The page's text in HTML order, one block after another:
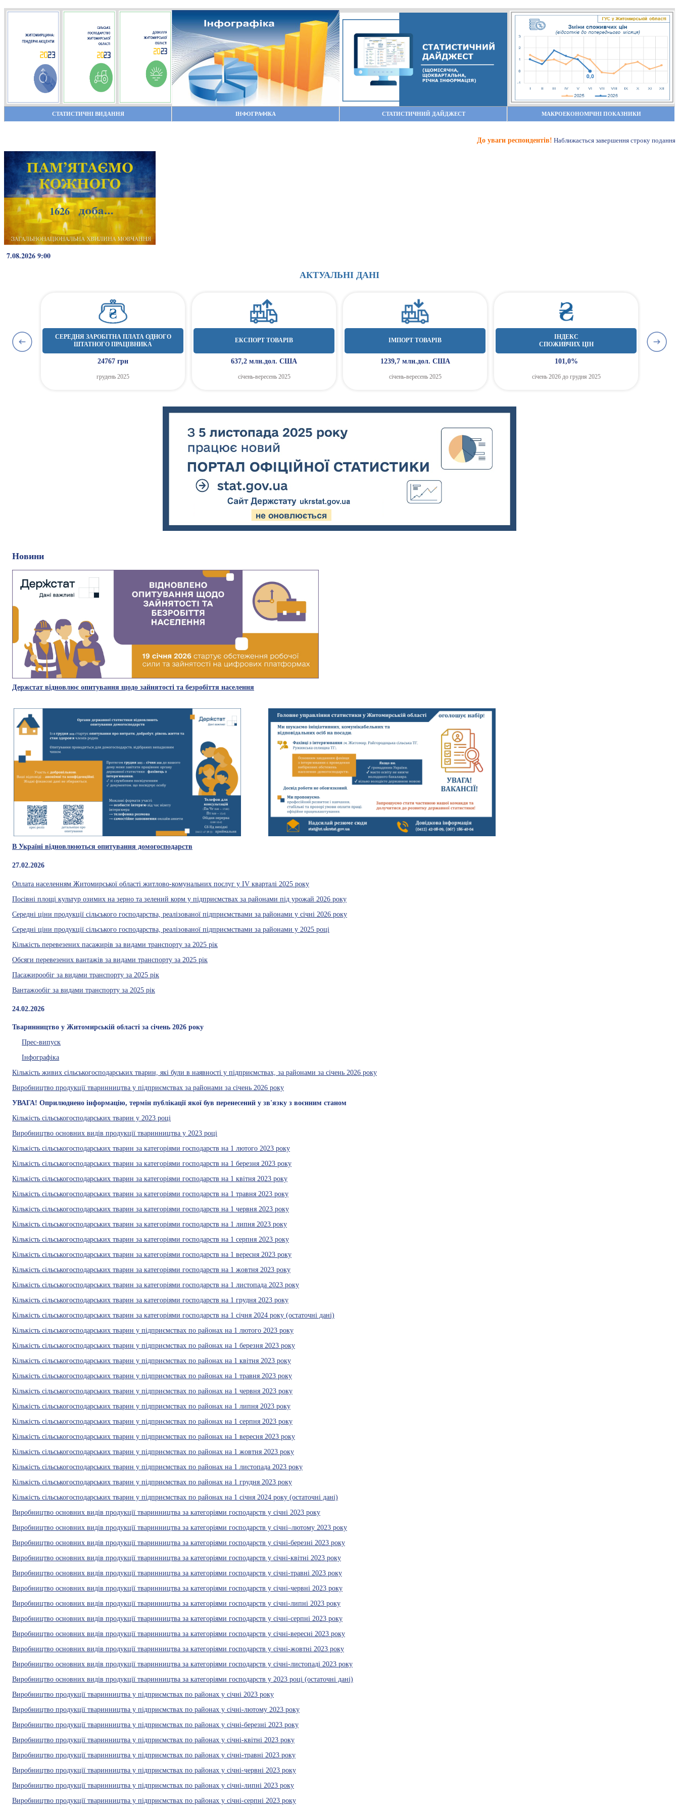
СТАТИСТИЧНІ ВИДАННЯ ІНФОГРАФІКА СТАТИСТИЧНИЙ ДАЙДЖЕСТ МАКРОЕКОНОМІЧНІ ПОКАЗНИКИ
До уваги респондентів! Наближається завершення строку подання річної
1626
7.08.2026 9:00
АКТУАЛЬНІ ДАНІ
СЕРЕДНЯ ЗАРОБІТНА ПЛАТА ОДНОГО
ШТАТНОГО ПРАЦІВНИКА
24767 грн
грудень 2025
ЕКСПОРТ ТОВАРІВ
637,2 млн.дол. США
січень-вересень 2025
ІМПОРТ ТОВАРІВ
1239,7 млн.дол. США
січень-вересень 2025
ІНДЕКС
СПОЖИВЧИХ ЦІН
101,0%
січень 2026 до грудня 2025
Новини
Держстат відновлює опитування щодо зайнятості та безробіття населення
В Україні відновлюються опитування домогосподарств
27.02.2026
Оплата населенням Житомирської області житлово-комунальних послуг у ІV кварталі 2025 року
Посівні площі культур озимих на зерно та зелений корм у підприємствах за районами під урожай 2026 року
Середні ціни продукції сільського господарства, реалізованої підприємствами за районами у січні 2026 року
Середні ціни продукції сільського господарства, реалізованої підприємствами за районами у 2025 році
Кількість перевезених пасажирів за видами транспорту за 2025 рік
Обсяги перевезених вантажів за видами транспорту за 2025 рік
Пасажирообіг за видами транспорту за 2025 рік
Вантажообіг за видами транспорту за 2025 рік
24.02.2026
Тваринництво у Житомирській області за січень 2026 року
Прес-випуск
Інфографіка
Кількість живих сільськогосподарських тварин, які були в наявності у підприємствах, за районами за січень 2026 року
Виробництво продукції тваринництва у підприємствах за районами за січень 2026 року
УВАГА! Оприлюднено інформацію, термін публікації якої був перенесений у зв'язку з воєнним станом
Кількість сільськогосподарських тварин у 2023 році
Виробництво основних видів продукції тваринництва у 2023 році
Кількість сільськогосподарських тварин за категоріями господарств на 1 лютого 2023 року
Кількість сільськогосподарських тварин за категоріями господарств на 1 березня 2023 року
Кількість сільськогосподарських тварин за категоріями господарств на 1 квітня 2023 року
Кількість сільськогосподарських тварин за категоріями господарств на 1 травня 2023 року
Кількість сільськогосподарських тварин за категоріями господарств на 1 червня 2023 року
Кількість сільськогосподарських тварин за категоріями господарств на 1 липня 2023 року
Кількість сільськогосподарських тварин за категоріями господарств на 1 серпня 2023 року
Кількість сільськогосподарських тварин за категоріями господарств на 1 вересня 2023 року
Кількість сільськогосподарських тварин за категоріями господарств на 1 жовтня 2023 року
Кількість сільськогосподарських тварин за категоріями господарств на 1 листопада 2023 року
Кількість сільськогосподарських тварин за категоріями господарств на 1 грудня 2023 року
Кількість сільськогосподарських тварин за категоріями господарств на 1 січня 2024 року (остаточні дані)
Кількість сільськогосподарських тварин у підприємствах по районах на 1 лютого 2023 року
Кількість сільськогосподарських тварин у підприємствах по районах на 1 березня 2023 року
Кількість сільськогосподарських тварин у підприємствах по районах на 1 квітня 2023 року
Кількість сільськогосподарських тварин у підприємствах по районах на 1 травня 2023 року
Кількість сільськогосподарських тварин у підприємствах по районах на 1 червня 2023 року
Кількість сільськогосподарських тварин у підприємствах по районах на 1 липня 2023 року
Кількість сільськогосподарських тварин у підприємствах по районах на 1 серпня 2023 року
Кількість сільськогосподарських тварин у підприємствах по районах на 1 вересня 2023 року
Кількість сільськогосподарських тварин у підприємствах по районах на 1 жовтня 2023 року
Кількість сільськогосподарських тварин у підприємствах по районах на 1 листопада 2023 року
Кількість сільськогосподарських тварин у підприємствах по районах на 1 грудня 2023 року
Кількість сільськогосподарських тварин у підприємствах по районах на 1 січня 2024 року (остаточні дані)
Виробництво основних видів продукції тваринництва за категоріями господарств у січні 2023 року
Виробництво основних видів продукції тваринництва за категоріями господарств у січні–лютому 2023 року
Виробництво основних видів продукції тваринництва за категоріями господарств у січні-березні 2023 року
Виробництво основних видів продукції тваринництва за категоріями господарств у січні-квітні 2023 року
Виробництво основних видів продукції тваринництва за категоріями господарств у січні-травні 2023 року
Виробництво основних видів продукції тваринництва за категоріями господарств у січні-червні 2023 року
Виробництво основних видів продукції тваринництва за категоріями господарств у січні-липні 2023 року
Виробництво основних видів продукції тваринництва за категоріями господарств у січні-серпні 2023 року
Виробництво основних видів продукції тваринництва за категоріями господарств у січні-вересні 2023 року
Виробництво основних видів продукції тваринництва за категоріями господарств у січні-жовтні 2023 року
Виробництво основних видів продукції тваринництва за категоріями господарств у січні-листопаді 2023 року
Виробництво основних видів продукції тваринництва за категоріями господарств у 2023 році (остаточні дані)
Виробництво продукції тваринництва у підприємствах по районах у січні 2023 року
Виробництво продукції тваринництва у підприємствах по районах у січні-лютому 2023 року
Виробництво продукції тваринництва у підприємствах по районах у січні-березні 2023 року
Виробництво продукції тваринництва у підприємствах по районах у січні-квітні 2023 року
Виробництво продукції тваринництва у підприємствах по районах у січні-травні 2023 року
Виробництво продукції тваринництва у підприємствах по районах у січні-червні 2023 року
Виробництво продукції тваринництва у підприємствах по районах у січні-липні 2023 року
Виробництво продукції тваринництва у підприємствах по районах у січні-серпні 2023 року